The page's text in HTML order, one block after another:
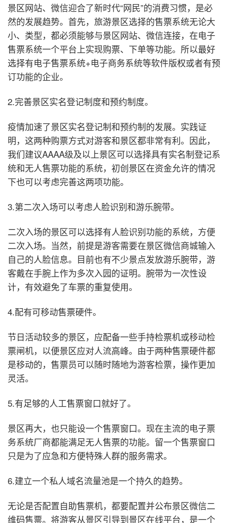
景区网站、微信迎合了新时代“网民”的消费习惯，是必
然的发展趋势。首先，旅游景区选择的售票系统无论大
小、类型，都必须能够与景区网站、微信连接，在电子
售票系统一个平台上实现购票、下单等功能。所以最好
选择有电子售票系统+电子商务系统等软件版权或者有预
订功能的企业。
2.完善景区实名登记制度和预约制度。
疫情加速了景区实名登记制和预约制的发展。实践证
明，这两种购票方式对游客和景区都非常有利。因此，
我们建议AAAA级及以上景区可以选择具有实名制登记系
统和无人售票功能的系统，初创景区在资金允许的情况
下也可以考虑完善这两项功能。
3.第二次入场可以考虑人脸识别和游乐腕带。
二次入场的景区可以选择有人脸识别功能的系统，方便
二次入场。当然，前提是游客需要在景区微信商城输入
自己的人脸信息。目前也有不少景点发放游乐腕带，游
客戴在手腕上作为多次入园的证明。腕带为一次性设
计，有效避免了车票的重复使用。
4.配有可移动售票硬件。
节日活动较多的景区，应配备一些手持检票机或移动检
票闸机，以便景区应对人流高峰。由于两种售票硬件都
是移动的，售票员可以随时随地为游客检票，操作更加
灵活。
5.有足够的人工售票窗口就好了。
景区再大，也只能设一个售票窗口。现在主流的电子票
务系统厂商都能满足无人售票的功能。留一个售票窗口
只是为了应急和方便特殊人群的服务需求。
6.建立一个私人域名流量池是一个持久的趋势。
无论是否配置自助售票机，都要配置并公布景区微信二
维码售票。将游客从景区引导到景区在线平台，是一个